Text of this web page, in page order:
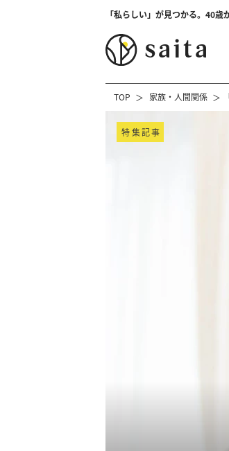
「私らしい」が見つかる。40
TOP 家族・人間関係
特集記事